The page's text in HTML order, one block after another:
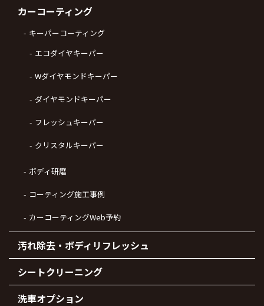
カーコーティング
キーパーコーティング
エコダイヤキーパー
Wダイヤモンドキーパー
ダイヤモンドキーパー
フレッシュキーパー
クリスタルキーパー
ボディ研磨
コーティング施工事例
カーコーティングWeb予約
汚れ除去・ボディリフレッシュ
シートクリーニング
洗車オプション